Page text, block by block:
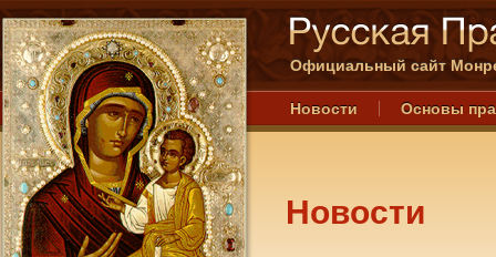
Официальный сайт
Новости Основы
Новости